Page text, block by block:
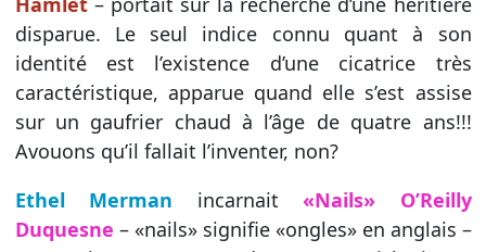
disparue. Le seul indice connu quant à son
identité est l’existence d’une cicatrice très
caractéristique, apparue quand elle s’est assise
sur un gaufrier chaud à l’âge de quatre ans!!!
Avouons qu’il fallait l’inventer, non?
Ethel Merman incarnait «Nails» O’Reilly
Duquesne – «nails» signifie «ongles» en anglais –